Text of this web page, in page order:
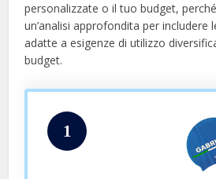
personalizzate o il tuo budget,
un’analisi approfondita per includere
adatte a esigenze di utilizzo
budget.
1